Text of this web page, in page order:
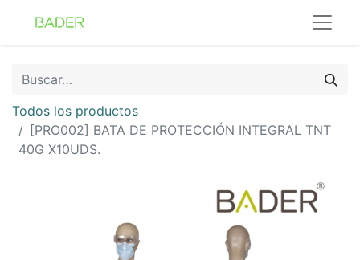
Todos los productos
[PRO002] BATA DE PROTECCIÓN INTEGRAL TNT
40G X10UDS.